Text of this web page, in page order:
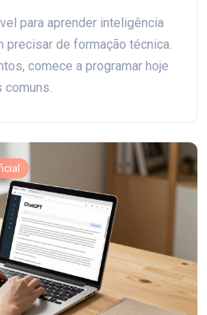
para aprender inteligência
precisar de formação técnica.
comece a programar hoje